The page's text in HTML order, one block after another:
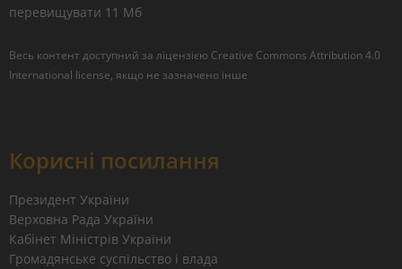
перевищувати 11 Мб
Весь контент доступний за ліцензією Creative Commons Attribution 4.0
International license, якщо не зазначено інше
Корисні посилання
Президент України
Верховна Рада України
Кабінет Міністрів України
Громадянське суспільство і влада